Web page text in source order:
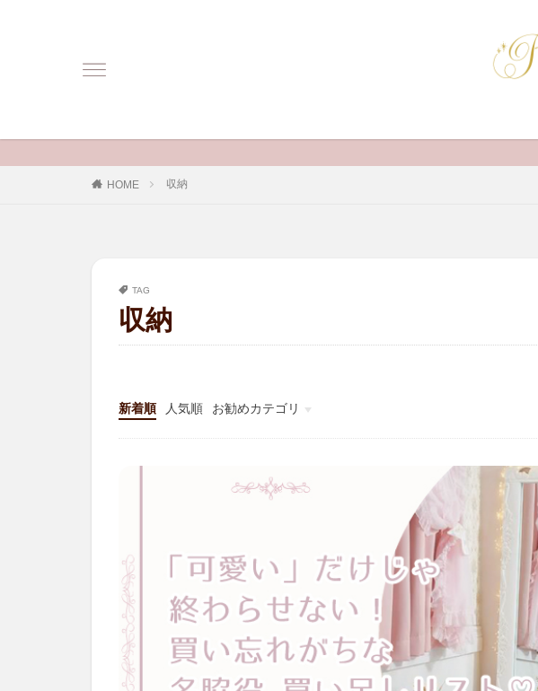
HOME 収納
TAG
収納
新着順 人気順 お勧めカテゴリ
その他